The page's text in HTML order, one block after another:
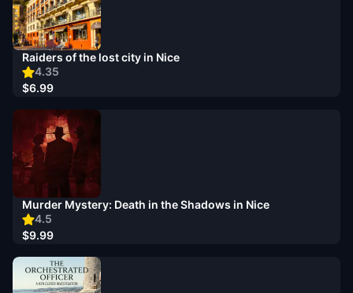
4.35
Raiders of the lost city in Nice
$6.99
4.5
Murder Mystery: Death in the Shadows in Nice
$9.99